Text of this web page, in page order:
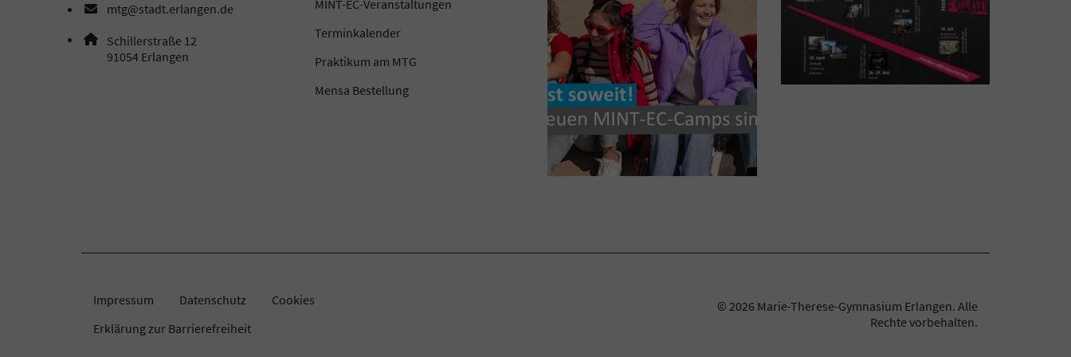
mtg@stadt.erlangen.de
E-Mail Adresse: mtg@stadt.erlangen.de
Adresse:
Schillerstraße 12
91054 , 9 1 0 5 4
Erlangen
MINT-EC-Veranstaltungen
Terminkalender
Praktikum am MTG
Mensa Bestellung
Impressum Datenschutz
Cookies
Erklärung zur Barrierefreiheit
© 2026 Marie-Therese-Gymnasium Erlangen. Alle
Rechte vorbehalten.